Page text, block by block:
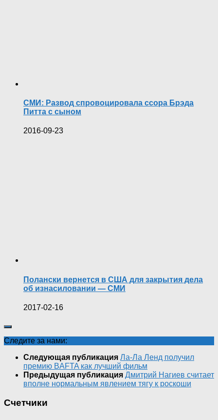
СМИ: Развод спровоцировала ссора Брэда
Питта с сыном
2016-09-23
Полански вернется в США для закрытия дела
об изнасиловании — СМИ
2017-02-16
Следите за нами:
Следующая публикация Ла-Ла Ленд получил
премию BAFTA как лучший фильм
Предыдущая публикация Дмитрий Нагиев считает
вполне нормальным явлением тягу к роскоши
Счетчики